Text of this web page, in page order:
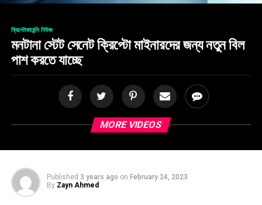
ক্রিপ্টোকারেন্সি নিউজ
মনটানা স্টেট সেনেট ক্রিপ্টো মাইনারদের জন্য নতুন বিল
পাশ করতে যাচ্ছে
MORE VIDEOS
Published 3 years ago on February 24, 2023
By Zayn Ahmed